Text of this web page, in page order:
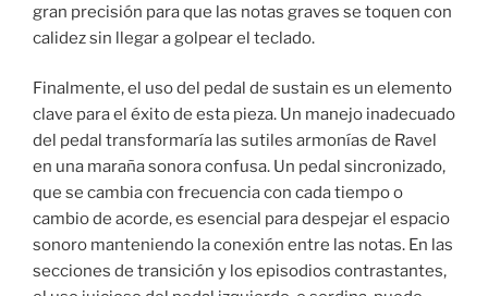
gran precisión para que las notas graves se toquen con
calidez sin llegar a golpear el teclado.
Finalmente, el uso del pedal de sustain es un elemento
clave para el éxito de esta pieza. Un manejo inadecuado
del pedal transformaría las sutiles armonías de Ravel
en una maraña sonora confusa. Un pedal sincronizado,
que se cambia con frecuencia con cada tiempo o
cambio de acorde, es esencial para despejar el espacio
sonoro manteniendo la conexión entre las notas. En las
secciones de transición y los episodios contrastantes,